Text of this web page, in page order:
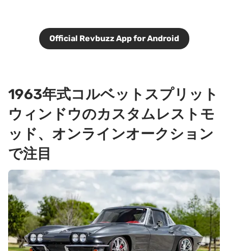
Official Revbuzz App for Android
1963年式コルベットスプリット
ウィンドウのカスタムレストモ
ッド、オンラインオークション
で注目